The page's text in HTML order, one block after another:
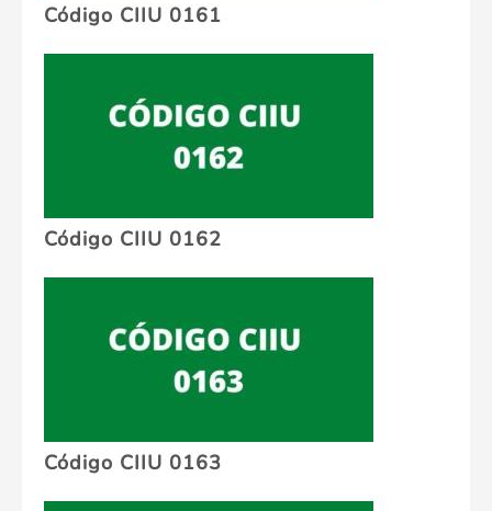
Código CIIU 0161
Código CIIU 0162
Código CIIU 0163